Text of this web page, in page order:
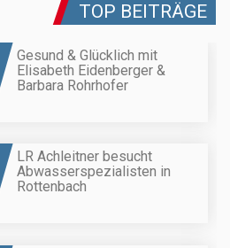
TOP BEITRÄGE
Gesund & Glücklich mit
Elisabeth Eidenberger &
Barbara Rohrhofer
LR Achleitner besucht
Abwasserspezialisten in
Rottenbach